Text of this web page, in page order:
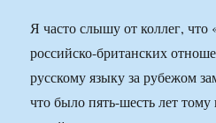
Я часто слышу от коллег, что
российско-британских
русскому языку за рубежом
что было пять-шесть лет